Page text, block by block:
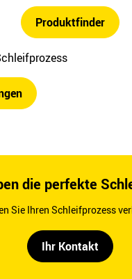
Produktfinder
die perfekte
Sie Ihren Schleifprozess
Ihr Kontakt